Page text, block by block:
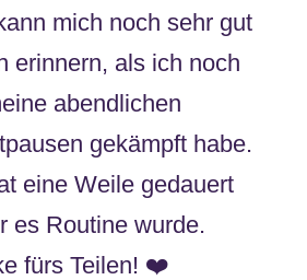
mich noch sehr gut
erinnern, als ich noch
abendlichen
gekämpft habe.
eine Weile gedauert
es Routine wurde.
fürs Teilen! ❤️